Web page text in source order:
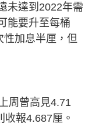
未達到2022年需
能要升至每桶
加息半厘，但
周曾高見4.71
報4.687厘。